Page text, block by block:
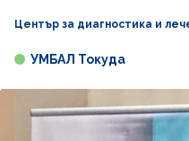
Център за диагностика и
УМБАЛ Токуда